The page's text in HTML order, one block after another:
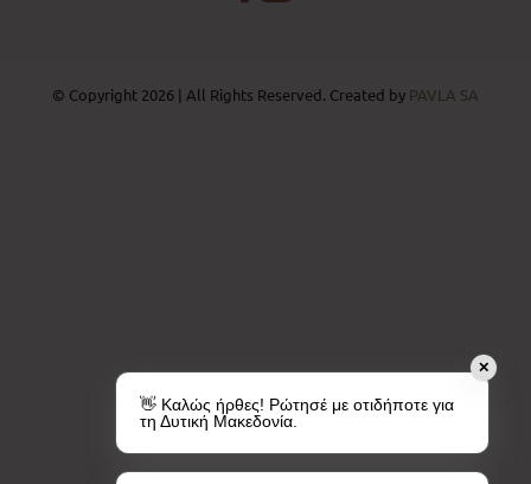
© Copyright 2026 | All Rights Reserved. Created by PAVLA SA
✕
👋 Καλώς ήρθες! Ρώτησέ με οτιδήποτε για
τη Δυτική Μακεδονία.